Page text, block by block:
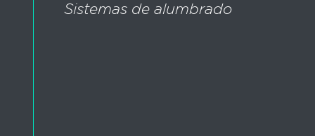
Sistemas de alumbrado